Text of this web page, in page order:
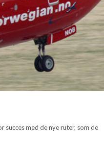
succes med de nye ruter, som de